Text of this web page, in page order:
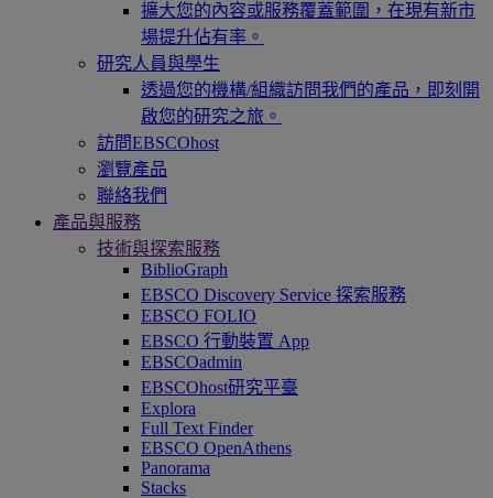
擴大您的內容或服務覆蓋範圍，在現有新市
場提升佔有率。
研究人員與學生
透過您的機構/組織訪問我們的產品，即刻開
啟您的研究之旅。
訪問EBSCOhost
瀏覽產品
聯絡我們
產品與服務
技術與探索服務
BiblioGraph
EBSCO Discovery Service 探索服務
EBSCO FOLIO
EBSCO 行動裝置 App
EBSCOadmin
EBSCOhost研究平臺
Explora
Full Text Finder
EBSCO OpenAthens
Panorama
Stacks